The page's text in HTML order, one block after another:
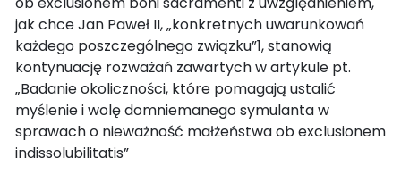
jak chce Jan Paweł II, „konkretnych uwarunkowań
każdego poszczególnego związku”1, stanowią
kontynuację rozważań zawartych w artykule pt.
„Badanie okoliczności, które pomagają ustalić
myślenie i wolę domniemanego symulanta w
sprawach o nieważność małżeństwa ob exclusionem
indissolubilitatis”